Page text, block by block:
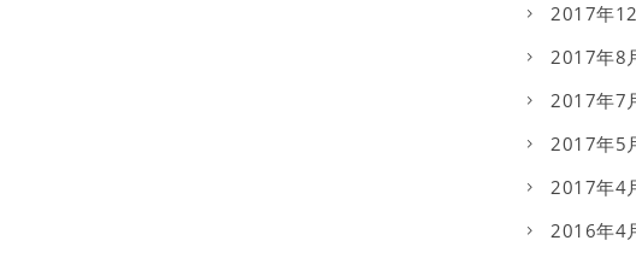
2017年
2017年8
2017年7
2017年5
2017年4
2016年4